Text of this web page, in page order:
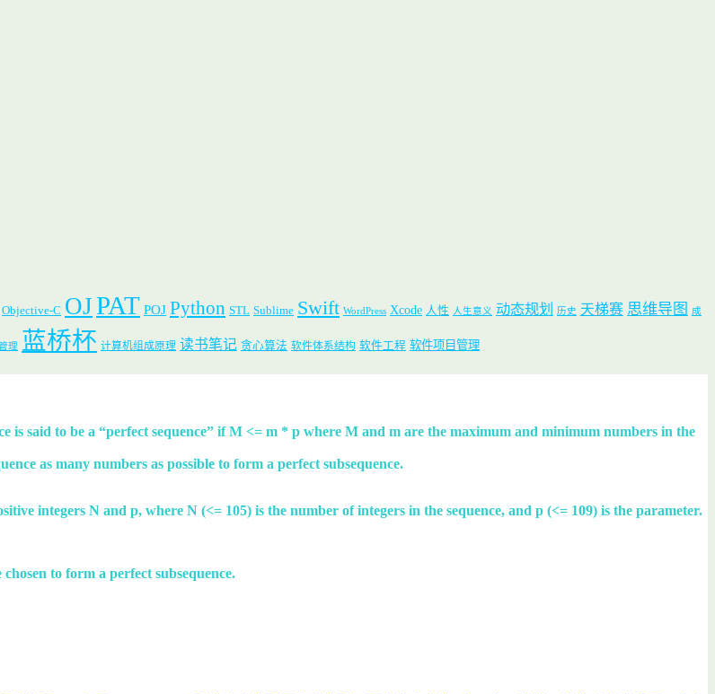
Objective-C OJPAT POJ Python STL Sublime Swift WordPress Xcode 人性 人生意义 动态规划 历史 天梯赛 思维导图 成
理 蓝桥杯 计算机组成原理 读书笔记 贪心算法 软件体系结构 软件工程 软件项目管理
is said to be a “perfect sequence” if M <= m * p where M and m are the maximum and minimum numbers in the
as many numbers as possible to form a perfect subsequence.
integers N and p, where N (<= 105) is the number of integers in the sequence, and p (<= 109) is the parameter.
to form a perfect subsequence.